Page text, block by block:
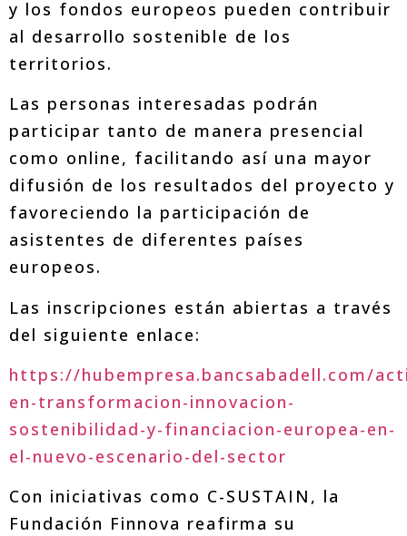
y los fondos europeos pueden contribuir
al desarrollo sostenible de los
territorios.
Las personas interesadas podrán
participar tanto de manera presencial
como online, facilitando así una mayor
difusión de los resultados del proyecto y
favoreciendo la participación de
asistentes de diferentes países
europeos.
Las inscripciones están abiertas a través
del siguiente enlace:
https://hubempresa.bancsabadell.com/
en-transformacion-innovacion-
sostenibilidad-y-financiacion-europea-en-
el-nuevo-escenario-del-sector
Con iniciativas como C-SUSTAIN, la
Fundación Finnova reafirma su